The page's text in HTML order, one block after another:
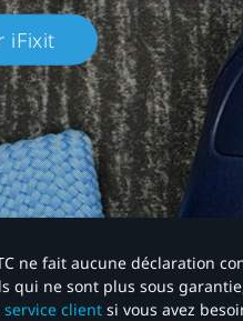
iFixit​
ne fait aucune déclaration
ne sont plus sous
service client si vous avez